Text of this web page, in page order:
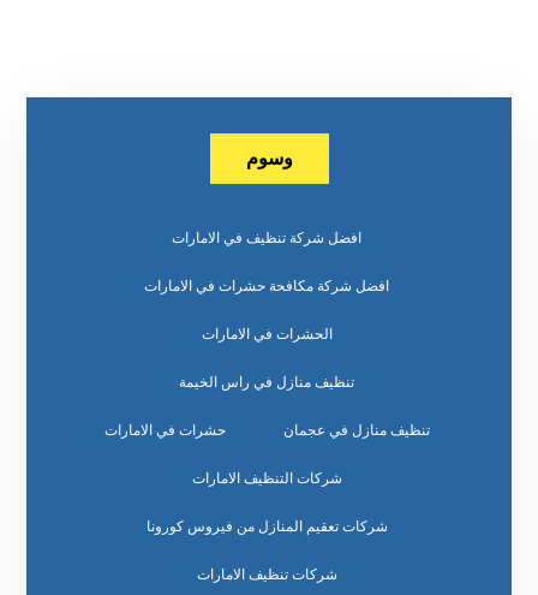
وسوم
افضل شركة تنظيف في الامارات
افضل شركة مكافحة حشرات في الامارات
الحشرات في الامارات
تنظيف منازل في راس الخيمة
تنظيف منازل في عجمان حشرات في الامارات
شركات التنظيف الامارات
شركات تعقيم المنازل من فيروس كورونا
شركات تنظيف الامارات